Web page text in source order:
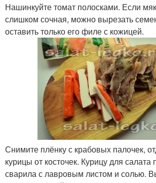
Нашинкуйте томат полосками. Если
слишком сочная, можно вырезать
оставить только его филе с кожицей.
Снимите плёнку с крабовых палочек,
курицы от косточек. Курицу для салата
сварила с лавровым листом и солью.